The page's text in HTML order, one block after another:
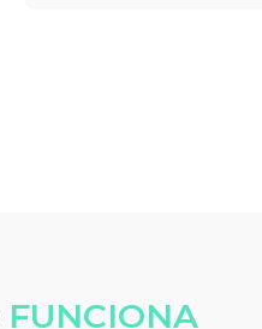
FUNCIONA